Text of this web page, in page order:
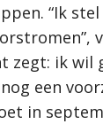
“Ik
zegt: ik wil
een
in